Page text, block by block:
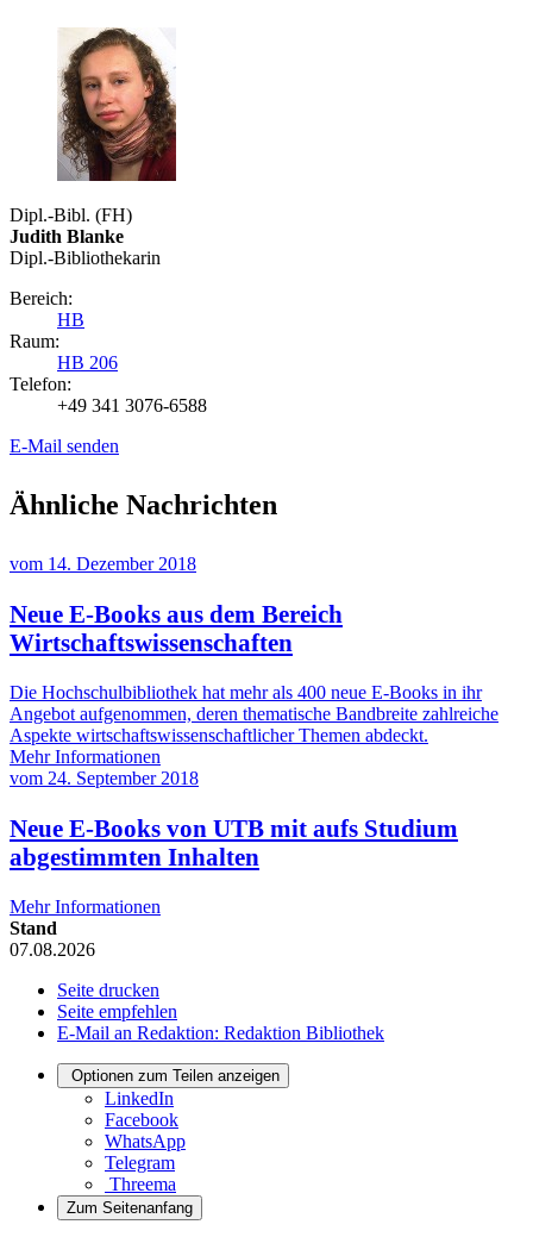
Dipl.-Bibl. (FH)
Judith Blanke
Dipl.-Bibliothekarin
Bereich:
HB
Raum:
HB 206
Telefon:
+49 341 3076-6588
E-Mail senden
Ähnliche Nachrichten
vom 14. Dezember 2018
Neue E-Books aus dem Bereich
Wirtschaftswissenschaften
Die Hochschulbibliothek hat mehr als 400 neue E-Books in ihr
Angebot aufgenommen, deren thematische Bandbreite zahlreiche
Aspekte wirtschaftswissenschaftlicher Themen abdeckt.
Mehr Informationen
vom 24. September 2018
Neue E-Books von UTB mit aufs Studium
abgestimmten Inhalten
Mehr Informationen
Stand
07.08.2026
Seite drucken
Seite empfehlen
E-Mail an Redaktion: Redaktion Bibliothek
Optionen zum Teilen anzeigen
LinkedIn
Facebook
WhatsApp
Telegram
Threema
Zum Seitenanfang